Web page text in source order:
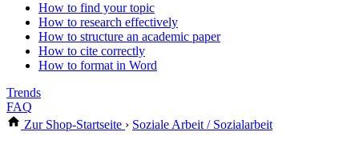
How to find your topic
How to research effectively
How to structure an academic paper
How to cite correctly
How to format in Word
Trends
FAQ
Zur Shop-Startseite › Soziale Arbeit / Sozialarbeit